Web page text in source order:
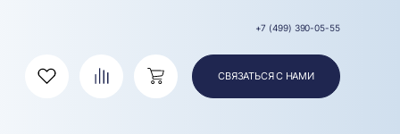
+7 (499) 390-05-55
Избранное СравнениеКорзина СВЯЗАТЬСЯ С НАМИ